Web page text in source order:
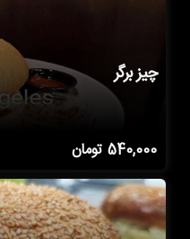
چیز برگر
540,000 تومان